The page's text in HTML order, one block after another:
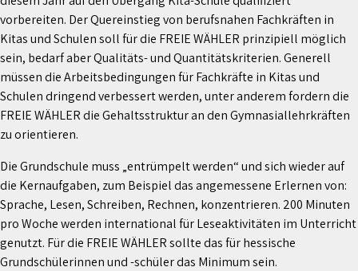
vorbereiten. Der Quereinstieg von berufsnahen Fachkräften in
Kitas und Schulen soll für die FREIE WÄHLER prinzipiell möglich
sein, bedarf aber Qualitäts- und Quantitätskriterien. Generell
müssen die Arbeitsbedingungen für Fachkräfte in Kitas und
Schulen dringend verbessert werden, unter anderem fordern die
FREIE WÄHLER die Gehaltsstruktur an den Gymnasiallehrkräften
zu orientieren.
Die Grundschule muss „entrümpelt werden“ und sich wieder auf
die Kernaufgaben, zum Beispiel das angemessene Erlernen von:
Sprache, Lesen, Schreiben, Rechnen, konzentrieren. 200 Minuten
pro Woche werden international für Leseaktivitäten im Unterricht
genutzt. Für die FREIE WÄHLER sollte das für hessische
Grundschülerinnen und -schüler das Minimum sein.